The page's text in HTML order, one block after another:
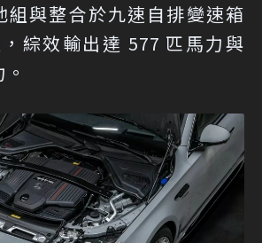
組與整合於九速自排變速箱
綜效輸出達 577 匹馬力與